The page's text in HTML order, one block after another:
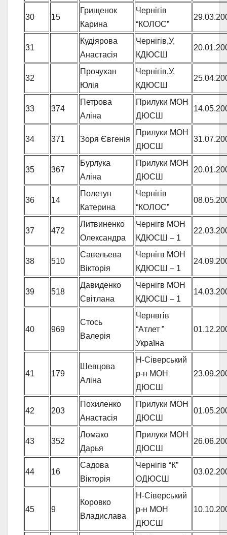
30 15
Грищенок
Карина
Чернігів
“КОЛОС”
31
Кудіярова
Анастасія
Чернігів,У,
КДЮСШ
32
Прочухан
Юлія
Чернігів,У,
КДЮСШ
33 374
Петрова
Аліна
Прилуки МОН
ДЮСШ
34 371 Зоря Євгенія
Прилуки МОН
ДЮСШ
35 367
Бурлука
Аліна
Прилуки МОН
ДЮСШ
36 14
Полетун
Катерина
Чернігів
“КОЛОС”
37 472
Литвиненко
Олександра
Чернігв МОН
КДЮСШ – 1
38 510
Савельева
Вікторія
Чернігв МОН
КДЮСШ – 1
39 518
Давиденко
Світлана
Чернігв МОН
КДЮСШ – 1
40 969
Стось
Валерія
Чернвгів
“Атлет ”
Україна
41 179
Шевцова
Аліна
Н-Сіверський
р-н МОН
ДЮСШ
42 203
Похиленко
Анастасія
Прилуки МОН
ДЮСШ
43 352
Ломако
Дарья
Прилуки МОН
ДЮСШ
44 16
Садова
Вікторія
Чернігів “К”
ОДЮСШ
45 9
Коровко
Владислава
Н-Сіверський
р-н МОН
ДЮСШ